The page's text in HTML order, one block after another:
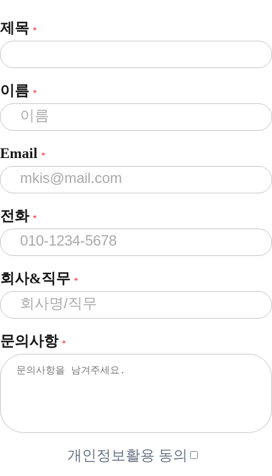
제목 *
이름 *
Email *
전화 *
회사&직무 *
문의사항 *
개인정보활용 동의